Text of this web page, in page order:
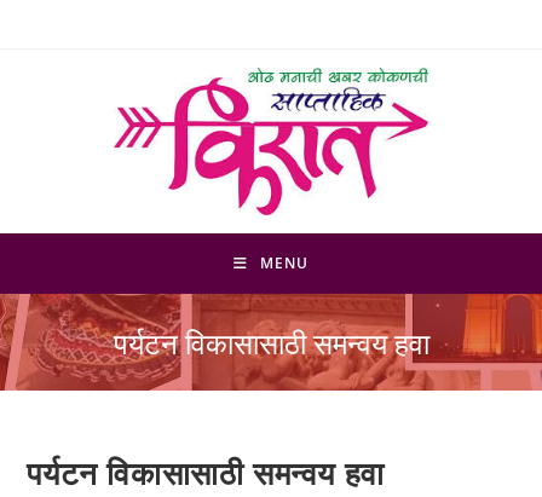
MENU
पर्यटन विकासासाठी समन्वय हवा
पर्यटन विकासासाठी समन्वय हवा